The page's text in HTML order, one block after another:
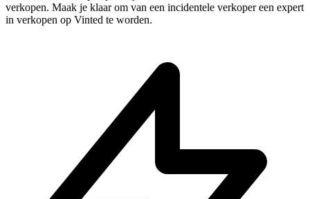
verkopen. Maak je klaar om van een incidentele verkoper een expert
in verkopen op Vinted te worden.